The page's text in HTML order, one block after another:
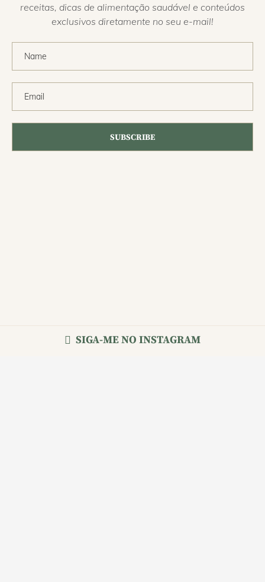
receitas, dicas de alimentação saudável e conteúdos
exclusivos diretamente no seu e-mail!
SIGA-ME NO INSTAGRAM